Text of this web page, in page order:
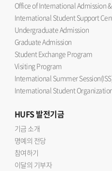
Office of International Admission
International Student Support
Undergraduate Admission
Graduate Admission
Student Exchange Program
Visiting Program
International Summer
International Student
HUFS발전기금
기금 소개
명예의 전당
참여하기
이달의 기부자